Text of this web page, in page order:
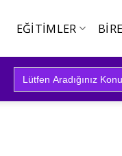
EĞITIMLER
Search
for: